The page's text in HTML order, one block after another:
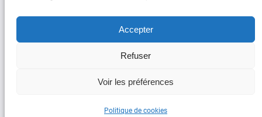
Accepter
Refuser
Voir les préférences
Politique de cookies
Facebook YouTube
Copyright © Plouguerneau d’Hier et